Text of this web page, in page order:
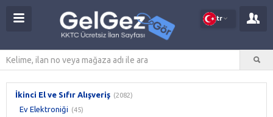
tr
İkinci El ve Sıfır Alışveriş (2082)
Ev Elektroniği (45)